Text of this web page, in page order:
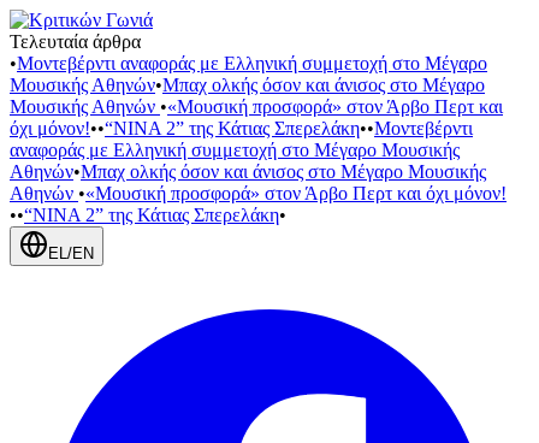
Τελευταία άρθρα
•Μοντεβέρντι αναφοράς με Ελληνική συμμετοχή στο Μέγαρο
Μουσικής Αθηνών•Μπαχ ολκής όσον και άνισος στο Μέγαρο
Μουσικής Αθηνών •«Μουσική προσφορά» στον Άρβο Περτ και
όχι μόνον!••“NINA 2” της Κάτιας Σπερελάκη••Μοντεβέρντι
αναφοράς με Ελληνική συμμετοχή στο Μέγαρο Μουσικής
Αθηνών•Μπαχ ολκής όσον και άνισος στο Μέγαρο Μουσικής
Αθηνών •«Μουσική προσφορά» στον Άρβο Περτ και όχι μόνον!
••“NINA 2” της Κάτιας Σπερελάκη•
EL/EN